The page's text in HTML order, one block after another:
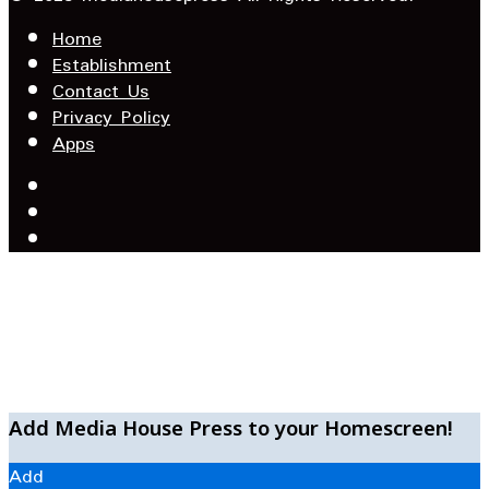
Home
Establishment
Contact Us
Privacy Policy
Apps
Add Media House Press to your Homescreen!
Add